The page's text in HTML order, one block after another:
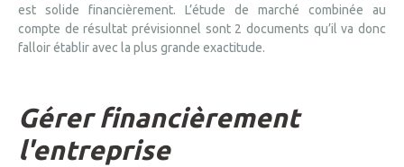
est solide financièrement. L’étude de marché combinée au
compte de résultat prévisionnel sont 2 documents qu’il va donc
falloir établir avec la plus grande exactitude.
Gérer financièrement
l'entreprise